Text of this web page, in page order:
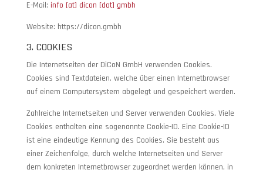
E-Mail: info [at] dicon [dot] gmbh
Website: https://dicon.gmbh
3. COOKIES
Die Internetseiten der DiCoN GmbH verwenden Cookies.
Cookies sind Textdateien, welche über einen Internetbrowser
auf einem Computersystem abgelegt und gespeichert werden.
Zahlreiche Internetseiten und Server verwenden Cookies. Viele
Cookies enthalten eine sogenannte Cookie-ID. Eine Cookie-ID
ist eine eindeutige Kennung des Cookies. Sie besteht aus
einer Zeichenfolge, durch welche Internetseiten und Server
dem konkreten Internetbrowser zugeordnet werden können, in